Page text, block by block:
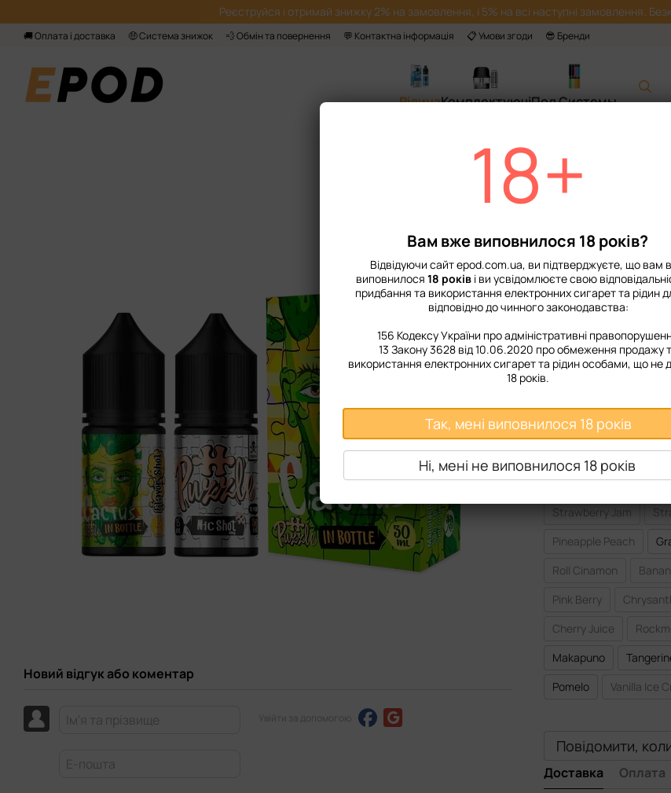
Реєструйся і отримай знижку 2% на замовлення, і 5% на всі наступні замовлення.
🚚 Оплата і доставка 🤑 Система знижок 💨 Обмін та повернення 💬 Контактна інформація 📋 Умови згоди 😎 Бренди
РідинаКомплектуючіПод Системы
Новий відгук або коментар
Увійти за допомогою
Головна
Набори для приготування
Набір
349 грн
% Увійтидля
Міцність
50 мг
Black Currant
Blackberry
Cactus
Pineapple
Red
Strawberry Jam
Pineapple Peach
Roll Cinamon
Pink Berry
Cherry Juice
Makapuno
Pomelo
Vanilla Ice
Повідомити,
Доставка Оплата
18+
Вам вже виповнилося 18 років?
Відвідуючи сайт epod.com.ua, ви підтверджуєте, що вам
виповнилося 18 років і ви усвідомлюєте свою
придбання та використання електронних сигарет та рідин
відповідно до чинного законодавства:
156 Кодексу України про адміністративні
13 Закону 3628 від 10.06.2020 про обмеження продажу
використання електронних сигарет та рідин особами, що не
18 років.
Так, мені виповнилося 18 років
Ні, мені не виповнилося 18 років